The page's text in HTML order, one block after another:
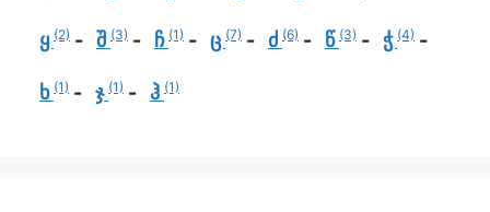
ყ (2) შ (3) ჩ (1) ც (7) ძ (6) წ (3) ჭ (4)
ხ (1) ჯ (1) ჰ (1)